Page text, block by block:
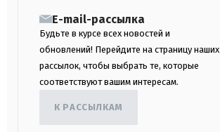
E-mail-рассылка
Будьте в курсе всех новостей и
обновлений! Перейдите на страницу наших
рассылок, чтобы выбрать те, которые
соответствуют вашим интересам.
К РАССЫЛКАМ